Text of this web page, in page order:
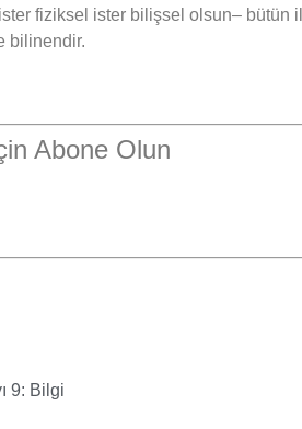
fiziksel ister bilişsel olsun– bütün
bilinendir.
Abone Olun
9: Bilgi